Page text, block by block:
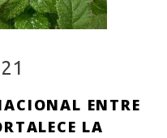
ENTRE
LA